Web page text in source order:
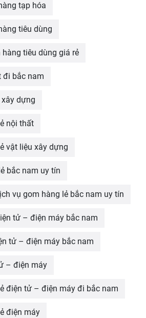
tạp hóa
tiêu dùng
tiêu dùng giá rẻ
đi bắc nam
dựng
nội thất
vật liệu xây dựng
bắc nam uy tín
vụ gom hàng lẻ bắc nam uy tín
tử – điện máy bắc nam
tử – điện máy bắc nam
– điện máy
điện tử – điện máy đi bắc nam
điện máy